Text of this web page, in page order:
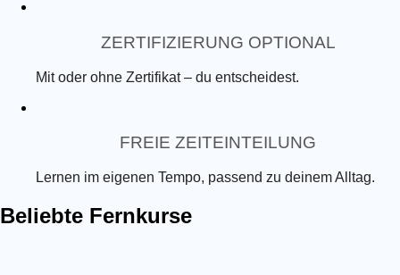
ZERTIFIZIERUNG OPTIONAL
Mit oder ohne Zertifikat – du entscheidest.
FREIE ZEITEINTEILUNG
Lernen im eigenen Tempo, passend zu deinem Alltag.
Beliebte Fernkurse